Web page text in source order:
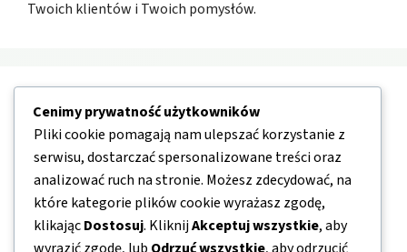
Twoich klientów i Twoich pomysłów.
Nawigacja
O nas
Kontakt
Mapa strony
Cenimy prywatność użytkowników
Pliki cookie pomagają nam ulepszać korzystanie z
serwisu, dostarczać spersonalizowane treści oraz
analizować ruch na stronie. Możesz zdecydować, na
które kategorie plików cookie wyrażasz zgodę,
klikającDostosuj. KliknijAkceptuj wszystkie, aby